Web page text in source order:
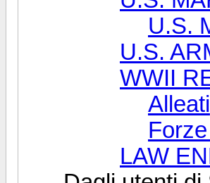
U.S.
U.S.
WWII
Alleati
LAW